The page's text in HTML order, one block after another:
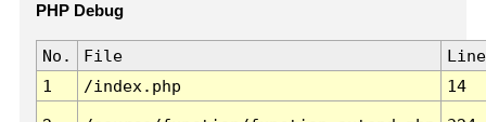
PHP Debug
No. File
Line
1
/index.php 14